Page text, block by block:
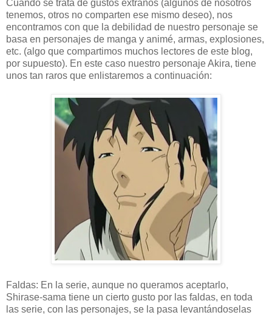
Cuando se trata de gustos extraños (algunos de nosotros
tenemos, otros no comparten ese mismo deseo), nos
encontramos con que la debilidad de nuestro personaje se
basa en personajes de manga y animé, armas, explosiones,
etc. (algo que compartimos muchos lectores de este blog,
por supuesto). En este caso nuestro personaje Akira, tiene
unos tan raros que enlistaremos a continuación:
Faldas: En la serie, aunque no queramos aceptarlo,
Shirase-sama tiene un cierto gusto por las faldas, en toda
las serie, con las personajes, se la pasa levantándoselas